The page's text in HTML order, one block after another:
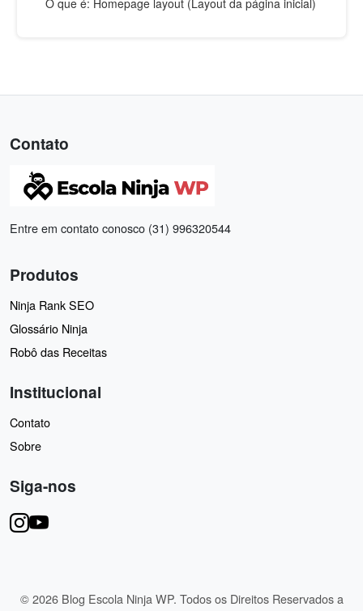
O que é: Homepage layout (Layout da página inicial)
Contato
Entre em contato conosco (31) 996320544
Produtos
Ninja Rank SEO
Glossário Ninja
Robô das Receitas
Institucional
Contato
Sobre
Siga-nos
© 2026 Blog Escola Ninja WP. Todos os Direitos Reservados a